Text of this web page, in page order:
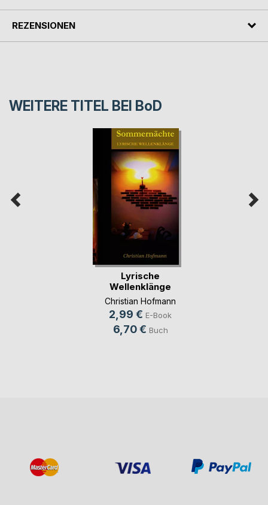
REZENSIONEN
WEITERE TITEL BEI BoD
Lyrische
Wellenklänge
Christian Hofmann
2,99 € E-Book
6,70 € Buch